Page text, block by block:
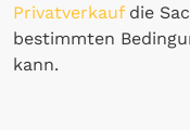
Privatverkauf die
bestimmten
kann.